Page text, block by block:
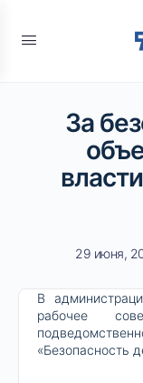
За
29 июня,
В
рабочее
«Безопасность